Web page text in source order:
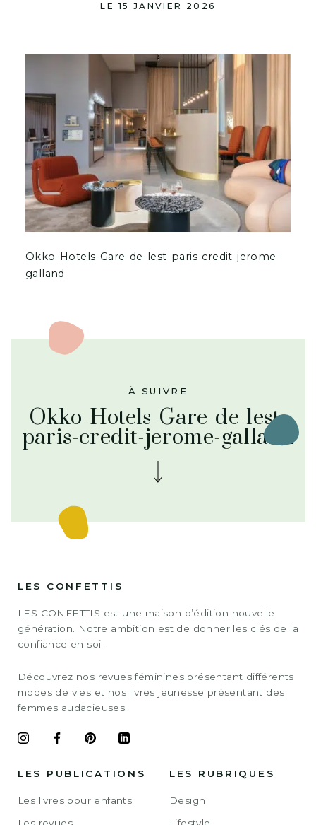
LE 15 JANVIER 2026
Okko-Hotels-Gare-de-lest-paris-credit-jerome-
galland
À SUIVRE
Okko-Hotels-Gare-de-lest-
paris-credit-jerome-galland
LES CONFETTIS
LES CONFETTIS est une maison d’édition nouvelle
génération. Notre ambition est de donner les clés de la
confiance en soi.
Découvrez nos revues féminines présentant différents
modes de vies et nos livres jeunesse présentant des
femmes audacieuses.
LES PUBLICATIONS
Les livres pour enfants
Les revues
LES RUBRIQUES
Design
Lifestyle